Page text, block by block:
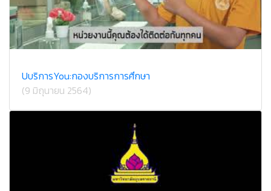
UบริการYou:กองบริการการศึกษา
(9 มิถุนายน 2564)